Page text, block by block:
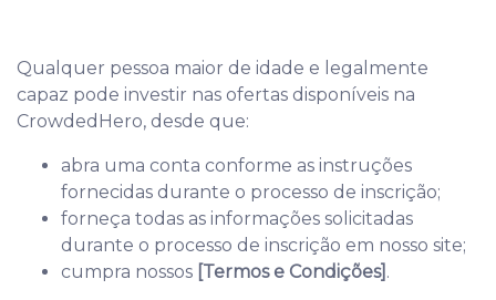
Qualquer pessoa maior de idade e legalmente
capaz pode investir nas ofertas disponíveis na
CrowdedHero, desde que:
abra uma conta conforme as instruções
fornecidas durante o processo de inscrição;
forneça todas as informações solicitadas
durante o processo de inscrição em nosso site;
cumpra nossos [Termos e Condições] .